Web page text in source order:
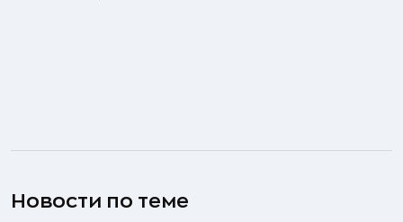
Новости по теме